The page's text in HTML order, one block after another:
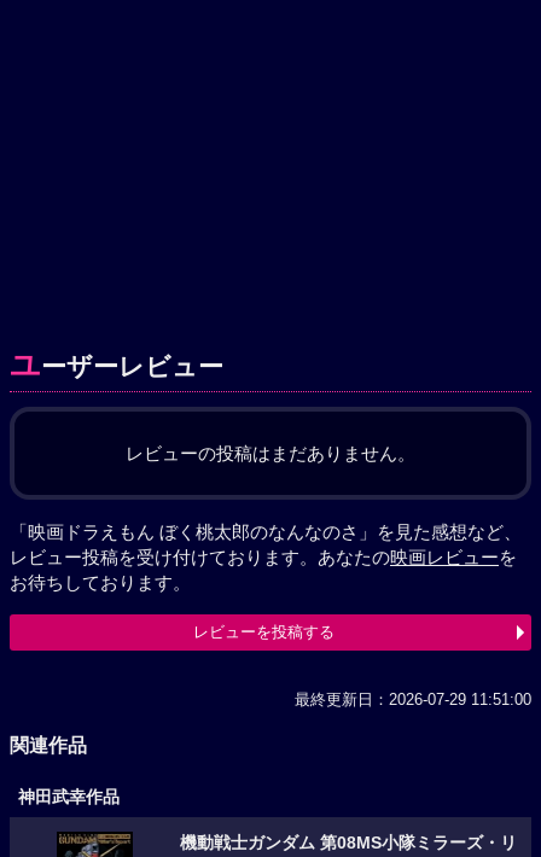
ユーザーレビュー
レビューの投稿はまだありません。
「映画ドラえもん ぼく桃太郎のなんなのさ」を見た感想など、
レビュー投稿を受け付けております。あなたの映画レビューを
お待ちしております。
レビューを投稿する
最終更新日：2026-07-29 11:51:00
関連作品
神田武幸作品
機動戦士ガンダム 第08MS小隊ミラーズ・リ